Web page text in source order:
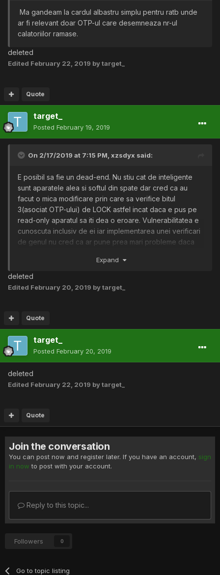
Ma gandeam la cardul albastru simplu pentru ratb unde
ar fi relevant doar OTP-ul care desemneaza nr-ul
calatoriilor ramase.
deleted
Edited February 22, 2019 by target_
Quote
target_
Posted February 19, 2019
On 2/17/2019 at 7:15 PM, xzsdyx said:
E posibil sa fie un dead-end. Nu stiu cat de inteligente
sunt aparatele alea si softul din spate dar cred ca au
facut o mica modificare prin care sa verifice bitul
3(asociat OTP-ului) de LOCK astfel incat daca e pus pe
read-only aparatul sa iti dea o eroare. Vulnerabilitatea e
cunoscuta inclusiv de ei iar implementarea unei verificari
de genul nu cred ca ar pune prea mari probleme daca
In informatiile de pe cardul respectiv sunt si informatii
poti gasi.
In alta ordine de idei, ceea ce cauti si probabil ceea ce
vrei sa realizezi constituie o infractiune indiferent daca ai
intentii bune sau nu.
Expand
deleted
Edited February 20, 2019 by target_
Quote
target_
Posted February 20, 2019
deleted
Edited February 22, 2019 by target_
Quote
Join the conversation
You can post now and register later. If you have an account, sign
in now to post with your account.
Reply to this topic...
Followers 0
Go to topic listing